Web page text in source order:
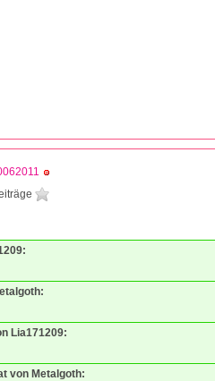
Lia171209:
von Metalgoth: